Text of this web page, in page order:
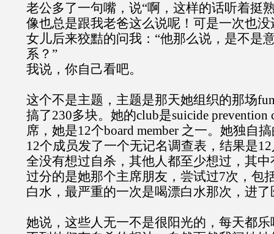
老公多了一句嘴，说“啊，这样的话听着挺
像也总是跟我老爸这么说呢！可是一次也没
女儿后来狡黠的问我：“他那么说，是不是
系？”
我说，你自己看吧。
这个不是主题，主题是那天她组织的那场
搞了230多块。她的club是suicide prevention
席，她是12个board member 之一。她独自
12个成员发了一个无记名调查表，结果是
全没有想过自杀，其他人都至少想过，其
过分的是她那个主席朋友，尝试过7次，包
白水，最严重的一次是喝漂白水那次，进了
她说，这些人无一不是很阳光的，每天都